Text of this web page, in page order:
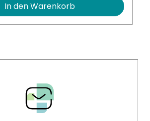
In den Warenkorb